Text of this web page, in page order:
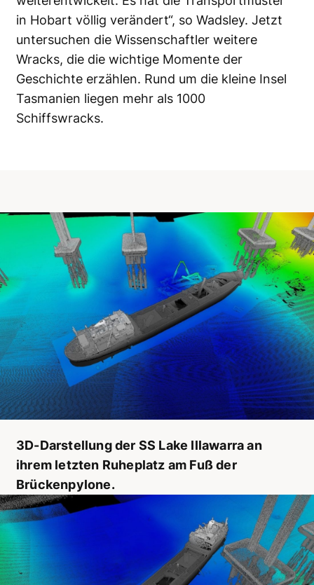
in Hobart völlig verändert“, so Wadsley. Jetzt
untersuchen die Wissenschaftler weitere
Wracks, die die wichtige Momente der
Geschichte erzählen. Rund um die kleine Insel
Tasmanien liegen mehr als 1000
Schiffswracks.
3D-Darstellung der SS Lake Illawarra an
ihrem letzten Ruheplatz am Fuß der
Brückenpylone.